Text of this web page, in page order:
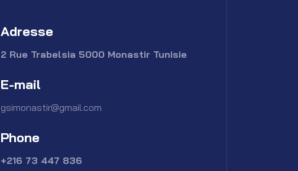
Adresse
2 Rue Trabelsia 5000 Monastir Tunisie
E-mail
gsimonastir@gmail.com
Phone
+216 73 447 836